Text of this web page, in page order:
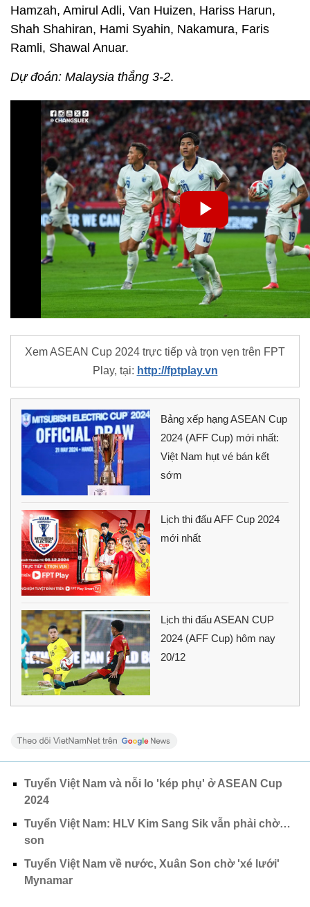
Hamzah, Amirul Adli, Van Huizen, Hariss Harun,
Shah Shahiran, Hami Syahin, Nakamura, Faris
Ramli, Shawal Anuar.
Dự đoán: Malaysia thắng 3-2.
Xem ASEAN Cup 2024 trực tiếp và trọn vẹn trên FPT
Play, tại: http://fptplay.vn
Bảng xếp hạng ASEAN Cup
2024 (AFF Cup) mới nhất:
Việt Nam hụt vé bán kết
sớm
Lịch thi đấu AFF Cup 2024
mới nhất
Lịch thi đấu ASEAN CUP
2024 (AFF Cup) hôm nay
20/12
Tuyển Việt Nam và nỗi lo 'kép phụ' ở ASEAN Cup
2024
Tuyển Việt Nam: HLV Kim Sang Sik vẫn phải chờ…
son
Tuyển Việt Nam về nước, Xuân Son chờ 'xé lưới'
Mynamar